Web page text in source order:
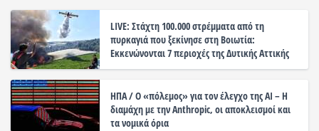
LIVE: Στάχτη 100.000 στρέμματα από τη
πυρκαγιά που ξεκίνησε στη Βοιωτία:
Εκκενώνονται 7 περιοχές της Δυτικής Αττικής
ΗΠΑ / Ο «πόλεμος» για τον έλεγχο της ΑΙ – Η
διαμάχη με την Anthropic, οι αποκλεισμοί και
τα νομικά όρια